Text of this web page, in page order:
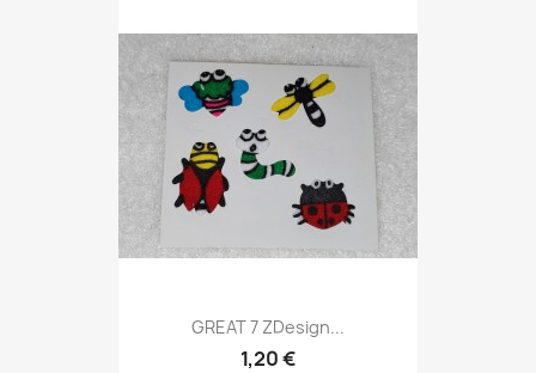
GREAT 7 ZDesign...
1,20 €